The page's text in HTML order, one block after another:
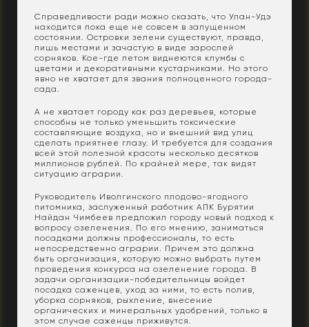
Справедливости ради можно сказать, что Улан-Удэ
находится пока еще не совсем в запущенном
состоянии. Островки зелени существуют, правда,
лишь местами и зачастую в виде зарослей
сорняков. Кое-где летом виднеются клумбы с
цветами и декоративными кустарниками. Но этого
явно не хватает для звания полноценного города-
сада.
А не хватает городу как раз деревьев, которые
способны не только уменьшить токсические
составляющие воздуха, но и внешний вид улиц
сделать приятнее глазу. И требуется для создания
всей этой полезной красоты несколько десятков
миллионов рублей. По крайней мере, так видят
ситуацию аграрии.
Руководитель Иволгинского плодово-ягодного
питомника, заслуженный работник АПК Бурятии
Найдан Чимбеев предложил городу новый подход к
вопросу озеленения. По его мнению, заниматься
посадками должны профессионалы, то есть
непосредственно аграрии. Причем это должна
быть организация, которую можно выбрать путем
проведения конкурса на озеленение города. В
задачи организации-победительницы войдет
посадка саженцев, уход за ними, то есть полив,
уборка сорняков, рыхление, внесение
органических и минеральных удобрений, только в
этом случае саженцы приживутся.